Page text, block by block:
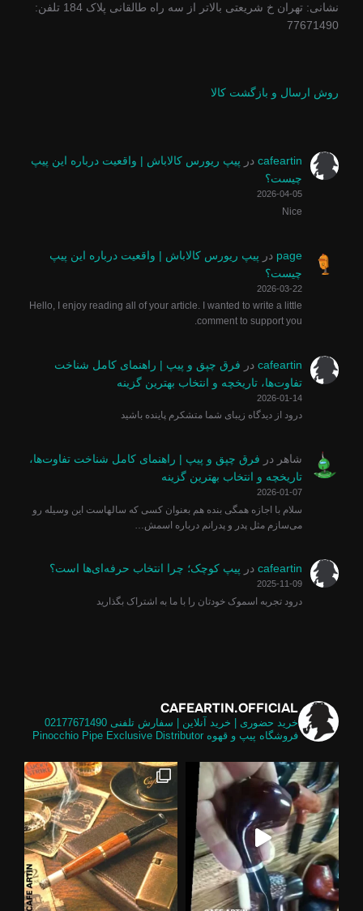
نشانی: تهران خ شریعتی بالاتر از سه راه طالقانی پلاک 184 تلفن:
77671490
روش ارسال و بازگشت کالا
cafeartin در پیپ ریورس کالاباش | واقعیت درباره این پیپ
چیست؟
2026-04-05
Nice
page در پیپ ریورس کالاباش | واقعیت درباره این پیپ
چیست؟
2026-03-22
Hello, I enjoy reading all of your article. I wanted to write a little
comment to support you.
cafeartin در فرق چپق و پیپ | راهنمای کامل شناخت
تفاوت‌ها، تاریخچه و انتخاب بهترین گزینه
2026-01-14
درود از دیدگاه زیبای شما متشکرم پاینده باشید
شاهر در فرق چپق و پیپ | راهنمای کامل شناخت تفاوت‌ها،
تاریخچه و انتخاب بهترین گزینه
2026-01-07
سلام با اجازه همگی بنده هم بعنوان کسی که سالهاست این وسیله رو
می‌سازم مثل پدر و پدرانم درباره اسمش…
cafeartin در پیپ کوچک؛ چرا انتخاب حرفه‌ای‌ها است؟
2025-11-09
درود تجربه اسموک خودتان را با ما به اشتراک بگذارید
CAFEARTIN.OFFICIAL
خرید حضوری | خرید آنلاین | سفارش تلفنی
فروشگاه پیپ و قهوه
برابر گلد امکان استفاده از فیل